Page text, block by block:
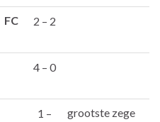
FC
2 – 2
4 – 0
1 – grootste zege